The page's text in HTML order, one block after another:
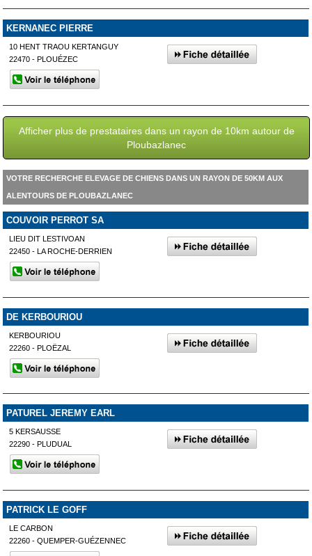
KERNANEC PIERRE
10 HENT TRAOU KERTANGUY
22470 - PLOUÉZEC
Afficher plus de prestataires dans un rayon de 10km autour de
Ploubazlanec
VOTRE RECHERCHE ELEVAGE DE CHIENS DANS UN RAYON DE 50KM AUX
ALENTOURS DE PLOUBAZLANEC
COUVOIR PERROT SA
LIEU DIT LESTIVOAN
22450 - LA ROCHE-DERRIEN
DE KERBOURIOU
KERBOURIOU
22260 - PLOËZAL
PATUREL JEREMY EARL
5 KERSAUSSE
22290 - PLUDUAL
PATRICK LE GOFF
LE CARBON
22260 - QUEMPER-GUÉZENNEC